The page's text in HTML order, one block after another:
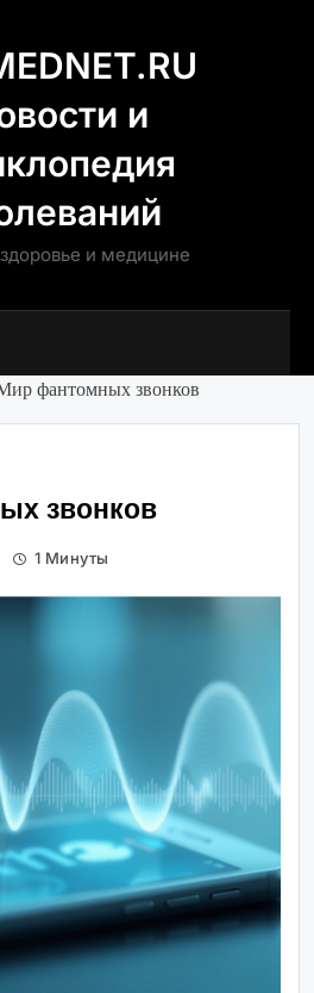
и
и медицине
фантомных звонков
звонков
1 Минуты